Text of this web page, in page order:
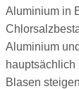
Aluminium in
Aluminium
hauptsächlich
Blasen